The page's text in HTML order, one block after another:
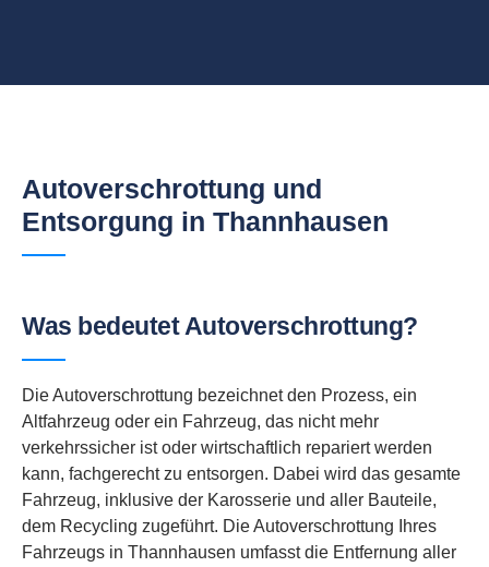
Autoverschrottung und
Entsorgung in Thannhausen
Was bedeutet Autoverschrottung?
Die Autoverschrottung bezeichnet den Prozess, ein
Altfahrzeug oder ein Fahrzeug, das nicht mehr
verkehrssicher ist oder wirtschaftlich repariert werden
kann, fachgerecht zu entsorgen. Dabei wird das gesamte
Fahrzeug, inklusive der Karosserie und aller Bauteile,
dem Recycling zugeführt. Die Autoverschrottung Ihres
Fahrzeugs in Thannhausen umfasst die Entfernung aller